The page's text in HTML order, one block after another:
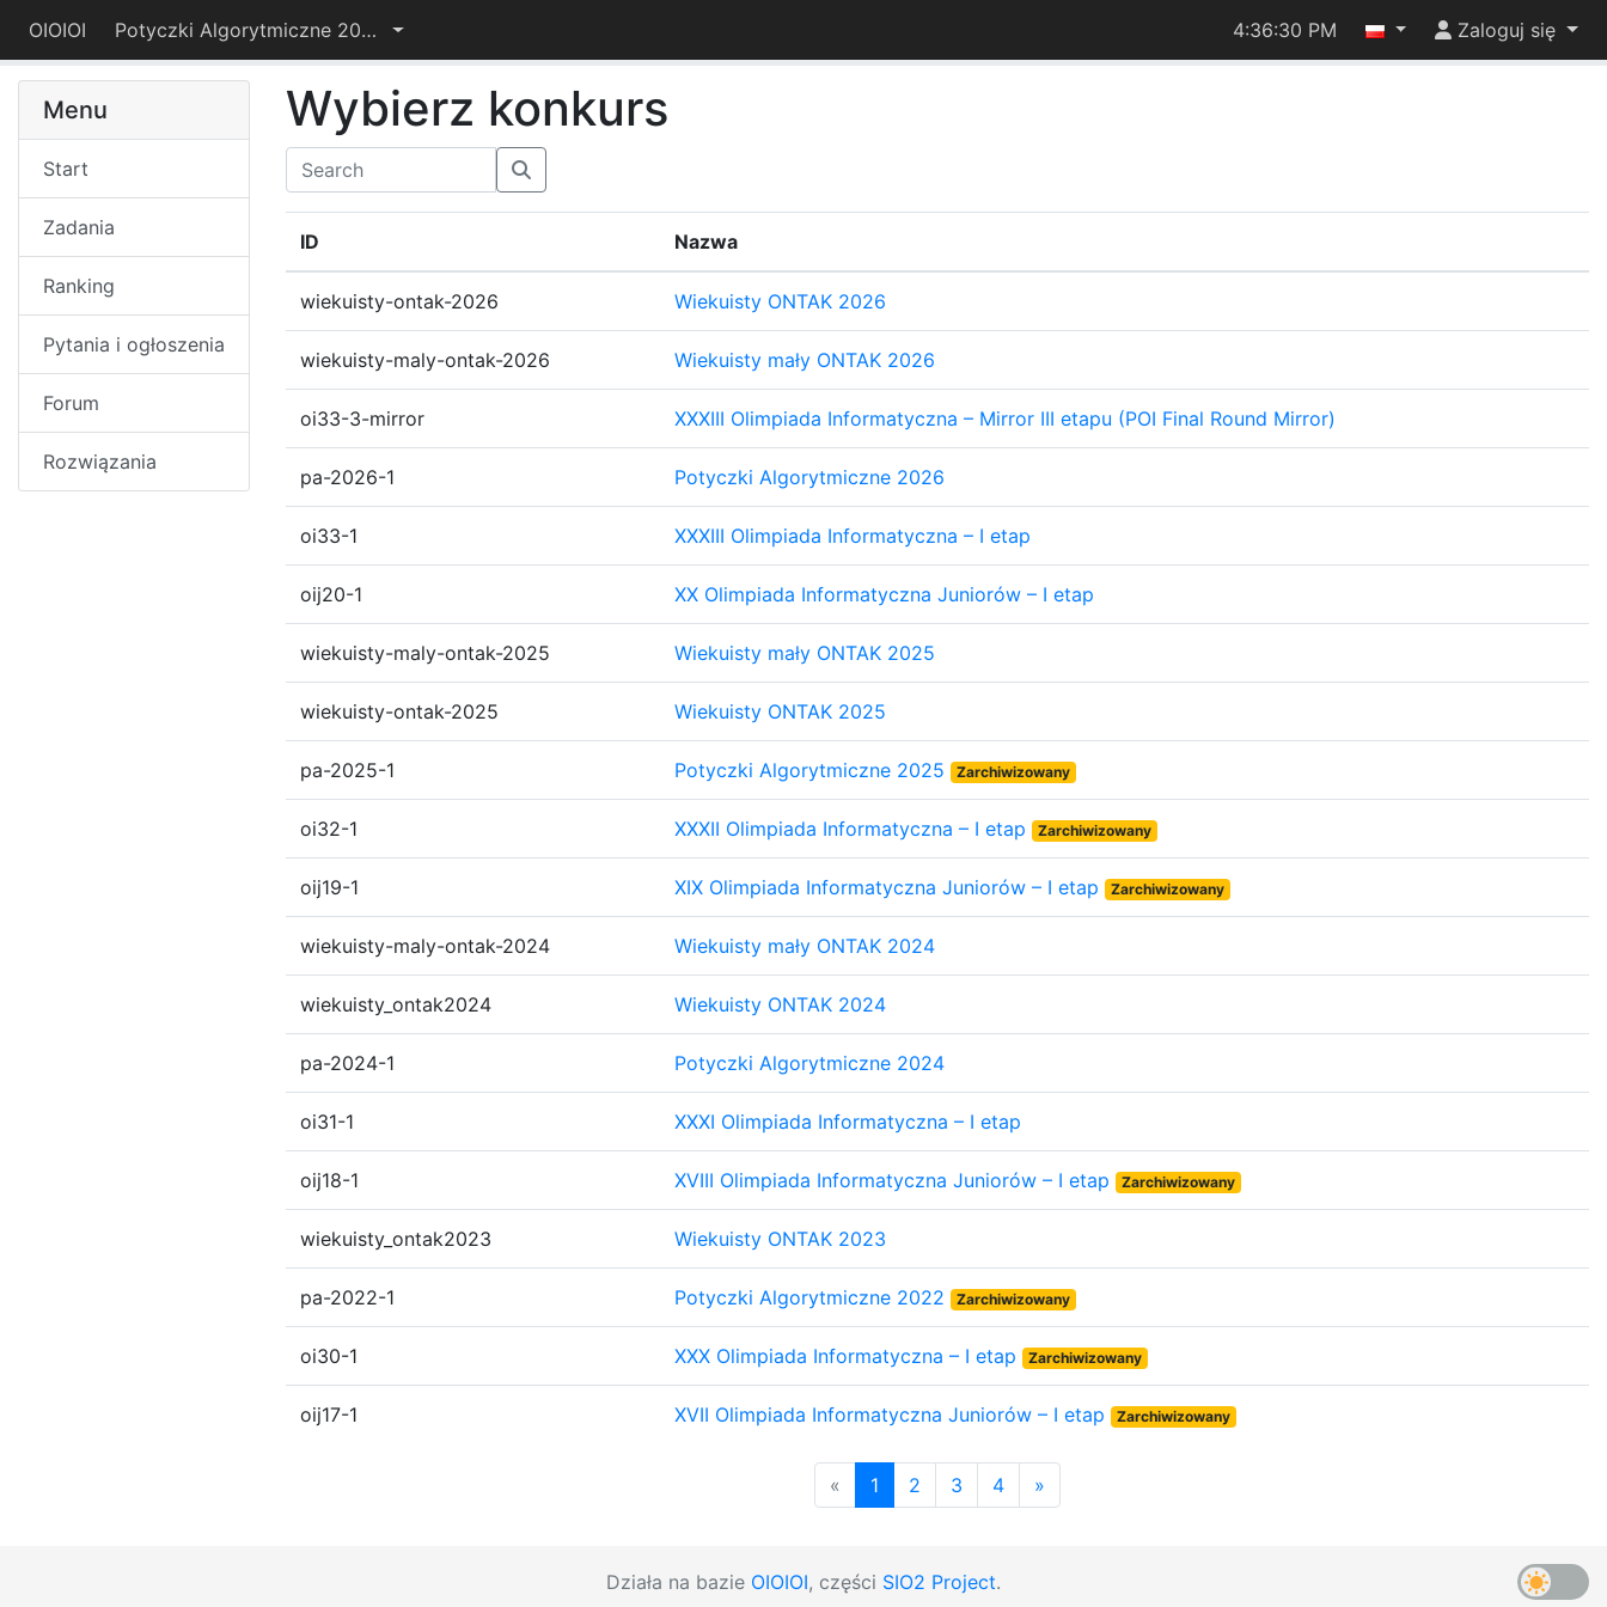
OIOIOI Potyczki Algorytmiczne 2016 4:36:30 PM Zaloguj się
Menu
Start
Zadania
Ranking
Pytania i ogłoszenia
Forum
Rozwiązania
Wybierz konkurs
ID Nazwa
wiekuisty-ontak-2026 Wiekuisty ONTAK 2026
wiekuisty-maly-ontak-2026 Wiekuisty mały ONTAK 2026
oi33-3-mirror XXXIII Olimpiada Informatyczna – Mirror III etapu (POI Final Round Mirror)
pa-2026-1 Potyczki Algorytmiczne 2026
oi33-1 XXXIII Olimpiada Informatyczna – I etap
oij20-1 XX Olimpiada Informatyczna Juniorów – I etap
wiekuisty-maly-ontak-2025 Wiekuisty mały ONTAK 2025
wiekuisty-ontak-2025 Wiekuisty ONTAK 2025
pa-2025-1 Potyczki Algorytmiczne 2025 Zarchiwizowany
oi32-1 XXXII Olimpiada Informatyczna – I etap Zarchiwizowany
oij19-1 XIX Olimpiada Informatyczna Juniorów – I etap Zarchiwizowany
wiekuisty-maly-ontak-2024 Wiekuisty mały ONTAK 2024
wiekuisty_ontak2024 Wiekuisty ONTAK 2024
pa-2024-1 Potyczki Algorytmiczne 2024
oi31-1 XXXI Olimpiada Informatyczna – I etap
oij18-1 XVIII Olimpiada Informatyczna Juniorów – I etap Zarchiwizowany
wiekuisty_ontak2023 Wiekuisty ONTAK 2023
pa-2022-1 Potyczki Algorytmiczne 2022 Zarchiwizowany
oi30-1 XXX Olimpiada Informatyczna – I etap Zarchiwizowany
oij17-1 XVII Olimpiada Informatyczna Juniorów – I etap Zarchiwizowany
« 1 2 3 4 »
Działa na bazie OIOIOI, części SIO2 Project.